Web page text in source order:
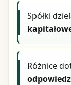
Spółki
Różnice